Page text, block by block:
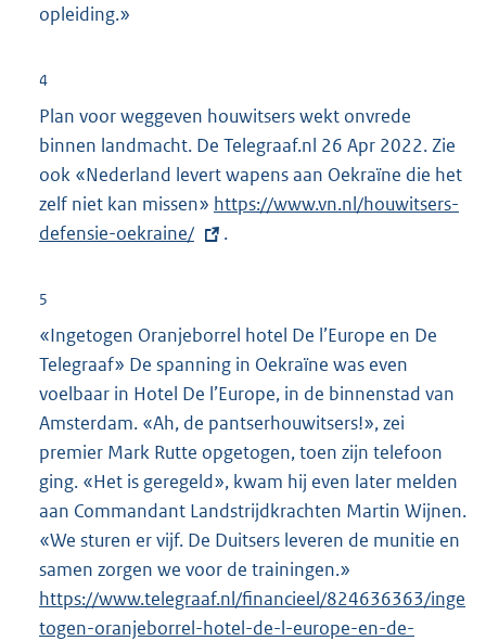
opleiding.»
4
Plan voor weggeven houwitsers wekt onvrede
binnen landmacht. De Telegraaf.nl 26 Apr 2022. Zie
ook «Nederland levert wapens aan Oekraïne die het
zelf niet kan missen» E
x
e
n
https://www.vn.nl/houwitsers-
defensie-oekraine/
.
5
«Ingetogen Oranjeborrel hotel De l’Europe en De
Telegraaf» De spanning in Oekraïne was even
voelbaar in Hotel De l’Europe, in de binnenstad van
Amsterdam. «Ah, de pantserhouwitsers!», zei
premier Mark Rutte opgetogen, toen zijn telefoon
ging. «Het is geregeld», kwam hij even later melden
aan Commandant Landstrijdkrachten Martin Wijnen.
«We sturen er vijf. De Duitsers leveren de munitie en
samen zorgen we voor de trainingen.»
x
t
https://www.telegraaf.nl/financieel/824636363/inge
togen-oranjeborrel-hotel-de-l-europe-en-de-